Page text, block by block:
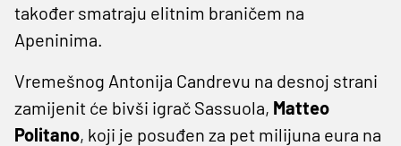
također smatraju elitnim braničem na
Apeninima.
Vremešnog Antonija Candrevu na desnoj strani
zamijenit će bivši igrač Sassuola, Matteo
Politano, koji je posuđen za pet milijuna eura na